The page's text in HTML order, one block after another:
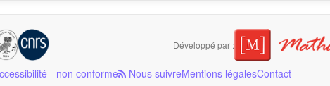
Développé par :
- non conforme Nous suivreMentions légalesContact